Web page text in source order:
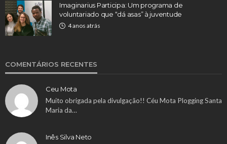
Imaginarius Participa: Um programa de
voluntariado que “dá asas” à juventude
4 anos atrás
COMENTÁRIOS RECENTES
Ceu Mota
Muito obrigada pela divulgação!! Céu Mota Plogging Santa
Maria da…
Inês Silva Neto